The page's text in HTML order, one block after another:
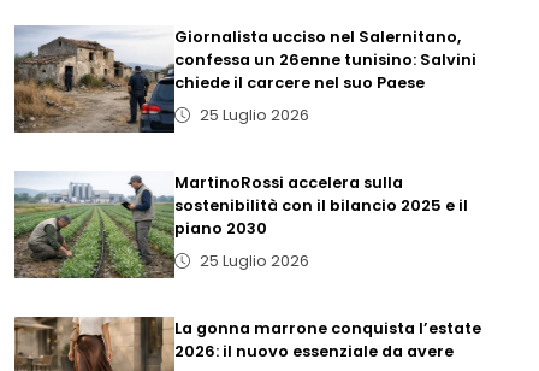
Giornalista ucciso nel Salernitano,
confessa un 26enne tunisino: Salvini
chiede il carcere nel suo Paese
25 Luglio 2026
MartinoRossi accelera sulla
sostenibilità con il bilancio 2025 e il
piano 2030
25 Luglio 2026
La gonna marrone conquista l’estate
2026: il nuovo essenziale da avere